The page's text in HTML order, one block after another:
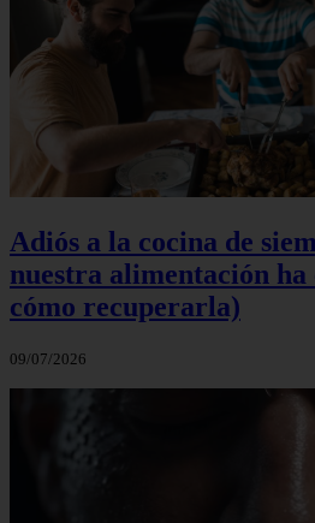
Adiós a la cocina de
nuestra alimentación ha
cómo recuperarla)
09/07/2026